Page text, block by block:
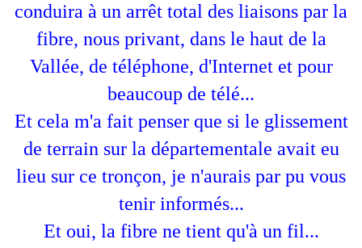
conduira à un arrêt total des liaisons par la
fibre, nous privant, dans le haut de la
Vallée, de téléphone, d'Internet et pour
beaucoup de télé...
Et cela m'a fait penser que si le glissement
de terrain sur la départementale avait eu
lieu sur ce tronçon, je n'aurais par pu vous
tenir informés...
Et oui, la fibre ne tient qu'à un fil...